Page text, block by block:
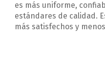
es más uniforme,
estándares de calidad.
más satisfechos y